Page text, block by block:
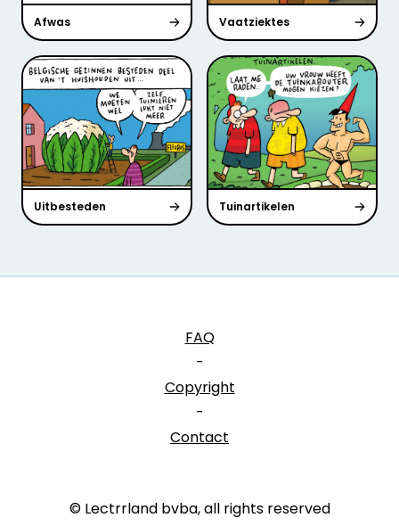
Afwas Vaatziektes
Uitbesteden Tuinartikelen
FAQ
-
Copyright
-
Contact
© Lectrrland bvba, all rights reserved